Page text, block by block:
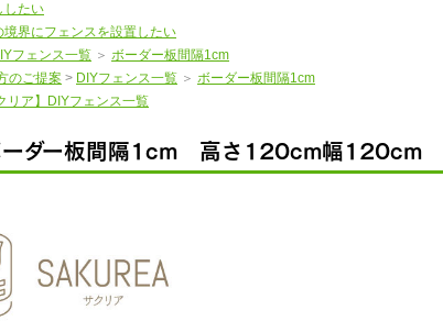
したい
境界にフェンスを設置したい
フェンス一覧 ＞ ボーダー板間隔1cm
のご提案 > DIYフェンス一覧 ＞ ボーダー板間隔1cm
リア】DIYフェンス一覧
ダー板間隔1cm 高さ120cm幅120cm